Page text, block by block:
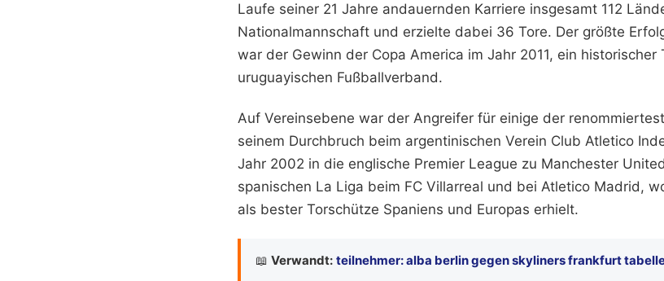
Laufe seiner 21 Jahre andauernden Karriere insgesamt 112
Nationalmannschaft und erzielte dabei 36 Tore. Der größte
war der Gewinn der Copa America im Jahr 2011, ein historischer
uruguayischen Fußballverband.
Auf Vereinsebene war der Angreifer für einige der
seinem Durchbruch beim argentinischen Verein Club Atletico
Jahr 2002 in die englische Premier League zu Manchester
spanischen La Liga beim FC Villarreal und bei Atletico Madrid,
als bester Torschütze Spaniens und Europas erhielt.
📖 Verwandt: teilnehmer: alba berlin gegen skyliners frankfurt